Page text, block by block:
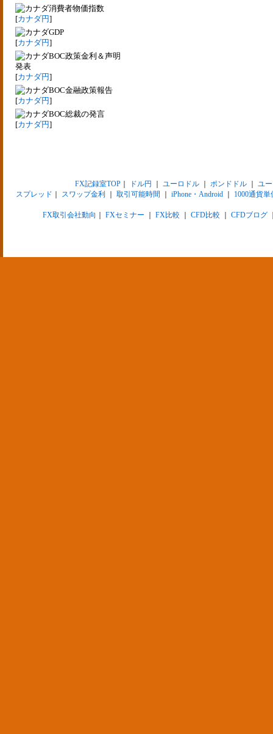
消費者物価指数
[カナダ円]
GDP
[カナダ円]
BOC政策金利＆声明
発表
[カナダ円]
BOC金融政策報告
[カナダ円]
BOC総裁の発言
[カナダ円]
FX記録室TOP｜ ドル円 ユーロドル｜ ポンドドル｜ ユ
スプレッド
スワップ金利 取引可能時間 iPhone・Android 1000通貨単
FX取引会社動向 FXセミナー FX比較 CFD比較 CFDブログ